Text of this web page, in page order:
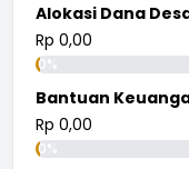
Alokasi Dana
Rp 0,00
0%
Bantuan
Rp 0,00
0%